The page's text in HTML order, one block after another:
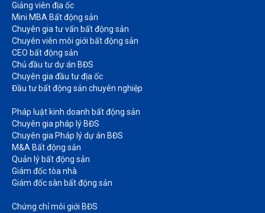
Giảng viên địa ốc
Mini MBA Bất động sản
Chuyên gia tư vấn bất động sản
Chuyên viên môi giới bất động sản​
CEO bất động sản
Chủ đầu tư dự án BĐS
Chuyên gia đầu tư địa ốc​
Đầu tư bất động sản chuyên nghiệp
Pháp luật kinh doanh bất động sản​
Chuyên gia pháp lý BĐS
Chuyên gia Pháp lý dự án BĐS
M&A Bất động sản​
Quản lý bất động sản
Giám đốc tòa nhà​
Giám đốc sàn bất động sản
Chứng chỉ môi giới BĐS​